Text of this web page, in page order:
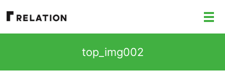
メ
top_img002